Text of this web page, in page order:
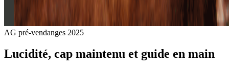
AG pré-vendanges 2025
Lucidité, cap maintenu et guide en main